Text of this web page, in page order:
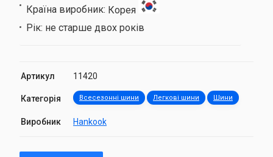
Країна виробник: Корея
Рік: не старше двох років
Артикул 11420
Категорія Всесезонні шини Легкові шини Шини
Виробник Hankook